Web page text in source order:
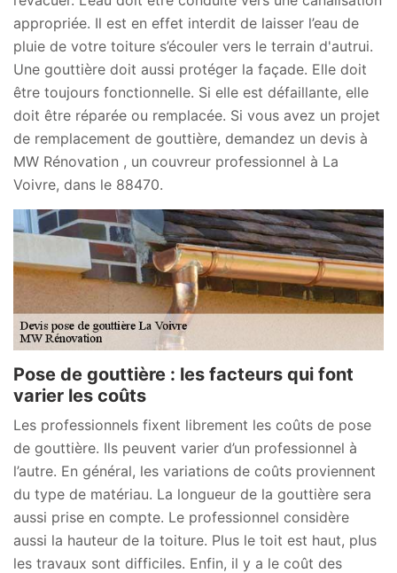
appropriée. Il est en effet interdit de laisser l’eau de
pluie de votre toiture s’écouler vers le terrain d'autrui.
Une gouttière doit aussi protéger la façade. Elle doit
être toujours fonctionnelle. Si elle est défaillante, elle
doit être réparée ou remplacée. Si vous avez un projet
de remplacement de gouttière, demandez un devis à
MW Rénovation , un couvreur professionnel à La
Voivre, dans le 88470.
Pose de gouttière : les facteurs qui font
varier les coûts
Les professionnels fixent librement les coûts de pose
de gouttière. Ils peuvent varier d’un professionnel à
l’autre. En général, les variations de coûts proviennent
du type de matériau. La longueur de la gouttière sera
aussi prise en compte. Le professionnel considère
aussi la hauteur de la toiture. Plus le toit est haut, plus
les travaux sont difficiles. Enfin, il y a le coût des